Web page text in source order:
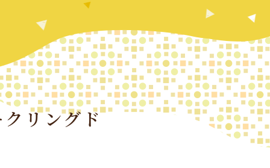
リングド